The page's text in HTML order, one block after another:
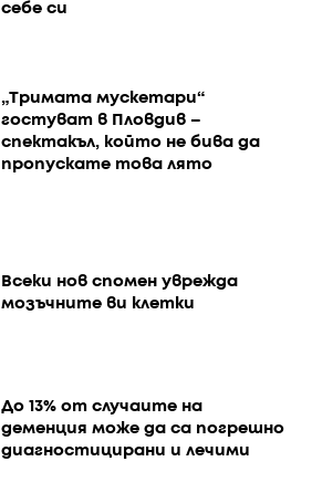
себе си
„Тримата мускетари“
гостуват в Пловдив –
спектакъл, който не бива да
пропускате това лято
Всеки нов спомен уврежда
мозъчните ви клетки
До 13% от случаите на
деменция може да са погрешно
диагностицирани и лечими